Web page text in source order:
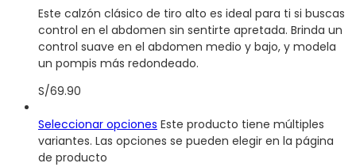
Este calzón clásico de tiro alto es ideal para ti si buscas
control en el abdomen sin sentirte apretada. Brinda un
control suave en el abdomen medio y bajo, y modela
un pompis más redondeado.
S/69.90
Seleccionar opciones Este producto tiene múltiples
variantes. Las opciones se pueden elegir en la página
de producto